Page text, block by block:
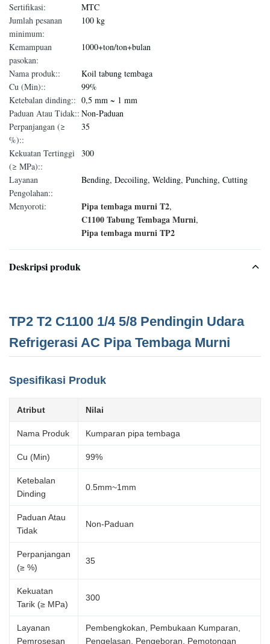
Sertifikasi:
MTC
Jumlah pesanan
minimum:
100 kg
Kemampuan
pasokan:
1000+ton/ton+bulan
Nama produk::
Koil tabung tembaga
Cu (Min)::
99%
Ketebalan dinding:: 0,5 mm ~ 1 mm
Paduan Atau Tidak:: Non-Paduan
Perpanjangan (≥
%)::
35
Kekuatan Tertinggi
(≥ MPa)::
300
Layanan
Pengolahan::
Bending, Decoiling, Welding, Punching, Cutting
Menyoroti: Pipa tembaga murni T2,
C1100 Tabung Tembaga Murni,
Pipa tembaga murni TP2
Deskripsi produk
TP2 T2 C1100 1/4 5/8 Pendingin Udara
Refrigerasi AC Pipa Tembaga Murni
Spesifikasi Produk
Atribut Nilai
Nama Produk Kumparan pipa tembaga
Cu (Min) 99%
Ketebalan
Dinding
0.5mm~1mm
Paduan Atau
Tidak
Non-Paduan
Perpanjangan
(≥ %)
35
Kekuatan
Tarik (≥ MPa)
300
Layanan
Pemrosesan
Pembengkokan, Pembukaan Kumparan,
Pengelasan, Pengeboran, Pemotongan